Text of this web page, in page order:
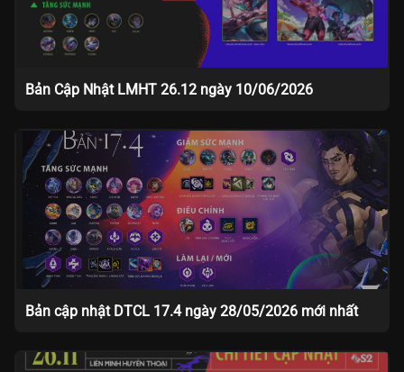
Bản Cập Nhật LMHT 26.12 ngày 10/06/2026
Bản cập nhật DTCL 17.4 ngày 28/05/2026 mới nhất